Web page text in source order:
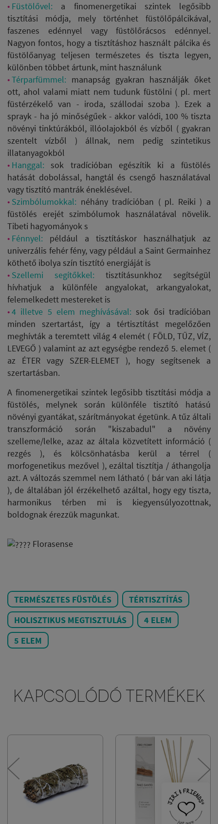
Füstölővel: a finomenergetikai szintek legősibb
tisztítási módja, mely történhet füstölőpálcikával,
faszenes edénnyel vagy füstölőrácsos edénnyel.
Nagyon fontos, hogy a tisztításhoz használt pálcika és
füstölőanyag teljesen természetes és tiszta legyen,
különben többet ártunk, mint használunk
Térparfümmel: manapság gyakran használják őket
ott, ahol valami miatt nem tudunk füstölni ( pl. mert
füstérzékelő van - iroda, szállodai szoba ). Ezek a
sprayk - ha jó minőségűek - akkor valódi, 100 % tiszta
növényi tinktúrákból, illóolajokból és vízből ( gyakran
szentelt vízből ) állnak, nem pedig szintetikus
illatanyagokból
Hanggal: sok tradícióban egészítik ki a füstölés
hatását dobolással, hangtál és csengő használatával
vagy tisztító mantrák éneklésével.
Szimbólumokkal: néhány tradícióban ( pl. Reiki ) a
füstölés erejét szimbólumok használatával növelik.
Tibeti hagyományok s
Fénnyel: például a tisztításkor használhatjuk az
univerzális fehér fény, vagy például a Saint Germainhez
köthető ibolya szín tisztító energiáját is
Szellemi segítőkkel: tisztításunkhoz segítségül
hívhatjuk a különféle angyalokat, arkangyalokat,
felemelkedett mestereket is
4 illetve 5 elem meghívásával: sok ősi tradícióban
minden szertartást, így a tértisztítást megelőzően
meghívták a teremtett világ 4 elemét ( FÖLD, TŰZ, VÍZ,
LEVEGŐ ) valamint az azt egységbe rendező 5. elemet (
az ÉTER vagy SZER-ELEMET ), hogy segítsenek a
szertartásban.
A finomenergetikai szintek legősibb tisztítási módja a
füstölés, melynek során különféle tisztító hatású
növényi gyantákat, szárítmányokat égetünk. A tűz általi
transzformáció során "kiszabadul" a növény
szelleme/lelke, azaz az általa közvetített információ (
rezgés ), és kölcsönhatásba kerül a térrel (
morfogenetikus mezővel ), ezáltal tisztítja / áthangolja
azt. A változás szemmel nem látható ( bár van aki látja
), de általában jól érzékelhető azáltal, hogy egy tiszta,
harmonikus térben mi is kiegyensúlyozottnak,
boldognak érezzük magunkat.
Florasense
TERMÉSZETES FÜSTÖLÉS
TÉRTISZTÍTÁS
HOLISZTIKUS MEGTISZTULÁS
4 ELEM
5 ELEM
KAPCSOLÓDÓ TERMÉKEK